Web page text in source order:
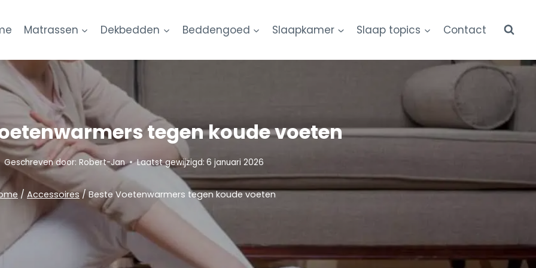
Matrassen Dekbedden Beddengoed Slaapkamer Slaap topics Contact
tegen koude voeten
Geschreven door: Robert-Jan Laatst gewijzigd: 6 januari 2026
/ Accessoires / Beste Voetenwarmers tegen koude voeten